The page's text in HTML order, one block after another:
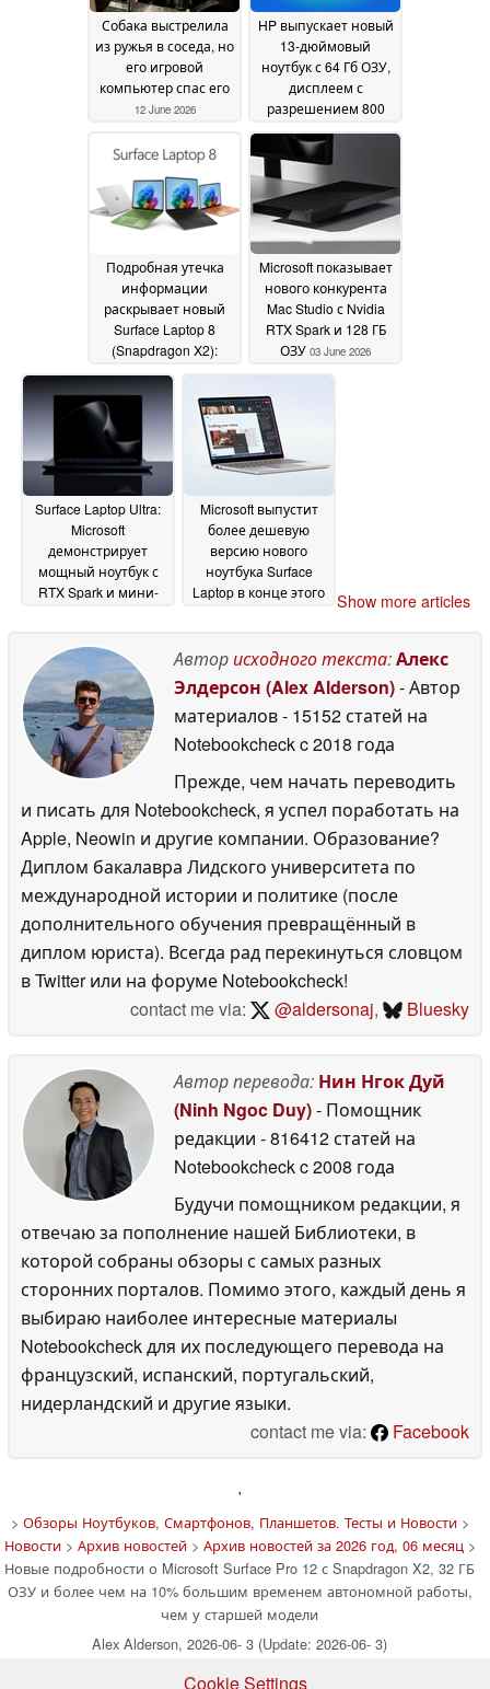
Собака выстрелила
из ружья в соседа, но
его игровой
компьютер спас его
12 June 2026
HP выпускает новый
13-дюймовый
ноутбук с 64 Гб ОЗУ,
дисплеем с
разрешением 800
подключения к
сотовой сети
2026
Подробная утечка
информации
раскрывает новый
Surface Laptop 8
(Snapdragon X2):
характеристики,
цвета, дата выхода04
Microsoft показывает
нового конкурента
Mac Studio с Nvidia
RTX Spark и 128 ГБ
ОЗУ 03 June 2026
Surface Laptop Ultra:
Microsoft
демонстрирует
мощный ноутбук с
RTX Spark и мини-
Microsoft выпустит
более дешевую
версию нового
ноутбука Surface
Laptop в конце этого
Show more articles
Авторисходного текста:Алекс
Элдерсон (Alex Alderson)- Автор
материалов- 15152 статей на
Notebookcheckc 2018 года
Прежде, чем начать переводить
и писать для Notebookcheck, я успел поработать на
Apple, Neowin и другие компании. Образование?
Диплом бакалавра Лидского университета по
международной истории и политике (после
дополнительного обучения превращённый в
диплом юриста). Всегда рад перекинуться словцом
в Twitter или на форуме Notebookcheck!
contact me via:
@aldersonaj, Bluesky
Автор перевода: Нин Нгок Дуй
(Ninh Ngoc Duy)- Помощник
редакции - 816412 статей на
Notebookcheckc 2008 года
Будучи помощником редакции, я
отвечаю за пополнение нашей Библиотеки, в
которой собраны обзоры с самых разных
сторонних порталов. Помимо этого, каждый день я
выбираю наиболее интересные материалы
Notebookcheck для их последующего перевода на
французский, испанский, португальский,
нидерландский и другие языки.
contact me via:
Facebook
'
> Обзоры Ноутбуков, Смартфонов, Планшетов. Тесты и Новости>
Новости> Архив новостей> Архив новостей за 2026 год, 06 месяц >
Новые подробности о Microsoft Surface Pro 12 с Snapdragon X2, 32 ГБ
ОЗУ и более чем на 10% большим временем автономной работы,
чем у старшей модели
Alex Alderson, 2026-06- 3 (Update: 2026-06- 3)
Cookie Settings